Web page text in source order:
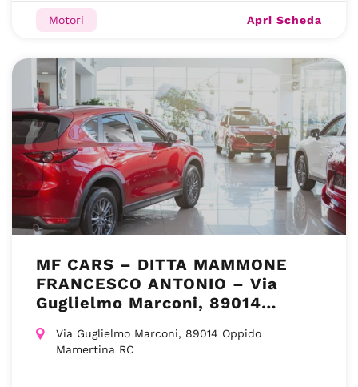
Motori Apri Scheda
MF CARS – DITTA MAMMONE
FRANCESCO ANTONIO – Via
Guglielmo Marconi, 89014
Via Guglielmo Marconi, 89014 Oppido
Mamertina RC